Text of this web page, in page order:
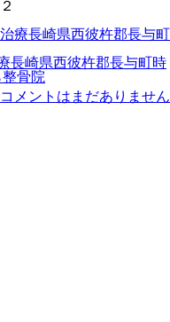
療長崎県西彼杵郡長与町
長崎県西彼杵郡長与町時
骨院
コメントはまだありません